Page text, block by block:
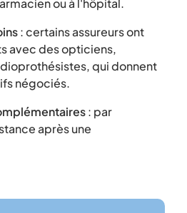
ou à l'hôpital.
: certains assureurs ont
avec des opticiens,
qui donnent
négociés.
: par
après une